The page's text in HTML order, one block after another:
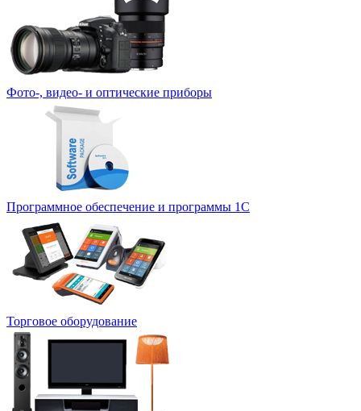
Фото-, видео- и оптические приборы
Программное обеспечение и программы 1С
Торговое оборудование